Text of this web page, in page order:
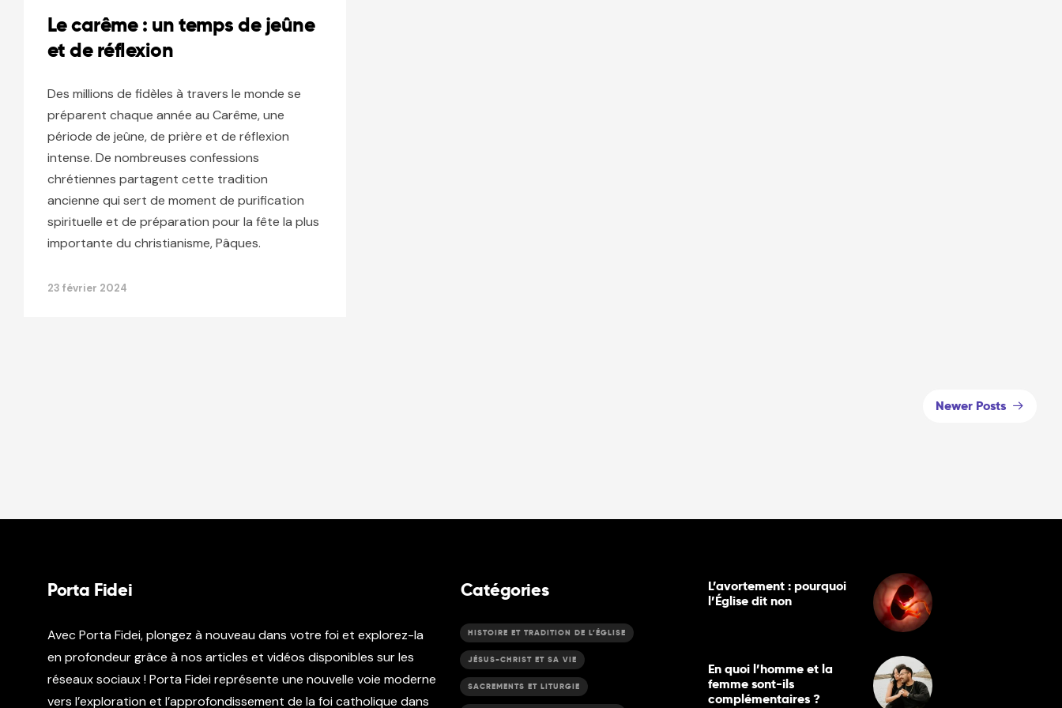
Le carême : un temps de jeûne
et de réflexion
Des millions de fidèles à travers le monde se
préparent chaque année au Carême, une
période de jeûne, de prière et de réflexion
intense. De nombreuses confessions
chrétiennes partagent cette tradition
ancienne qui sert de moment de purification
spirituelle et de préparation pour la fête la plus
importante du christianisme, Pâques.
23 février 2024
Newer Posts
Porta Fidei
Avec Porta Fidei, plongez à nouveau dans votre foi et explorez-la
en profondeur grâce à nos articles et vidéos disponibles sur les
réseaux sociaux ! Porta Fidei représente une nouvelle voie moderne
vers l’exploration et l’approfondissement de la foi catholique dans
Catégories
HISTOIRE ET TRADITION DE L’ÉGLISE
JÉSUS-CHRIST ET SA VIE
SACREMENTS ET LITURGIE
L’avortement : pourquoi
l’Église dit non
En quoi l’homme et la
femme sont-ils
complémentaires ?